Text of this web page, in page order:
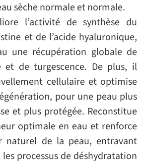
sèche normale et normale.
l’activité de synthèse du
et de l’acide hyaluronique,
une récupération globale de
et de turgescence. De plus, il
cellulaire et optimise
pour une peau plus
et plus protégée. Reconstitue
optimale en eau et renforce
naturel de la peau, entravant
processus de déshydratation